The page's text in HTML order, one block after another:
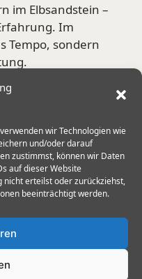
wir Technologien wie
und/oder darauf
zustimmst, können wir Daten
auf dieser Website
nicht erteilst oder zurückziehst,
beeinträchtigt werden.
im Elbsandstein –
Im
Tempo, sondern
Schweiz